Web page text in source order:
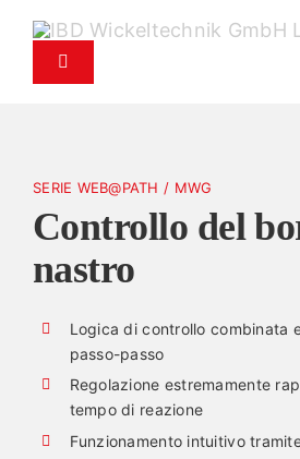
contenutoAttiva/Disattiva
Assistenza
Servizio ricambi
Azienda
Contatti
SERIE WEB@PATH / MWG
Controllo del
nastro
Logica di controllo combinata
passo-passo
Regolazione estremamente
tempo di reazione
Funzionamento intuitivo